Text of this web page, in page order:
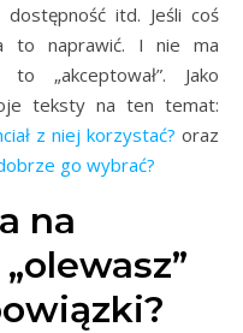
itd. Jeśli coś
to naprawić. I nie ma
„akceptował”. Jako
teksty na ten temat:
z niej korzystać? oraz
go wybrać?
na